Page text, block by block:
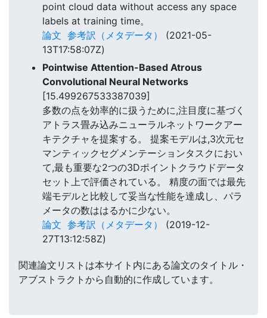
point cloud data without access any space
labels at training time。
論文 参考訳（メタデータ）
(2021-05-
13T17:58:07Z)
Pointwise Attention-Based Atrous
Convolutional Neural Networks
[15.499267533387039]
多数の点を効率的に扱うために,注目度に基づく
アトラス畳み込みニューラルネットワークアー
キテクチャを提案する。 提案モデルは,3次元セ
マンティックセグメンテーションタスクにおい
て,最も重要な2つの3Dポイントクラウドデータ
セット上で評価されている。 精度の面では最先
端モデルと比較して妥当な性能を達成し、パラ
メータの数ははるかに少ない。
論文 参考訳（メタデータ）
(2019-12-
27T13:12:58Z)
関連論文リストは本サイト内にある論文のタイトル・
アブストラクトから自動的に作成しています。